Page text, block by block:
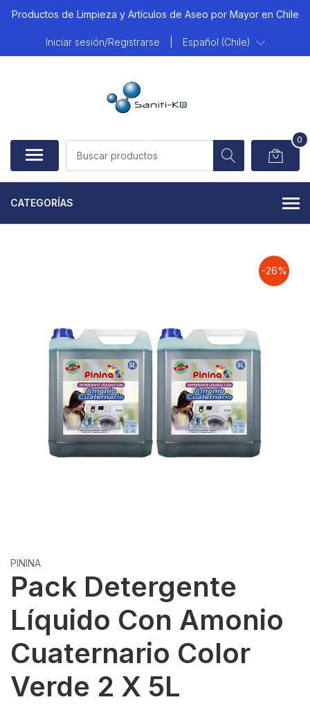
Productos de Limpieza y Artículos de Aseo por Mayor en Chile
Iniciar sesión/Registrarse Español (Chile)
0
CATEGORÍAS
-26%
PININA
Pack Detergente
Líquido Con Amonio
Cuaternario Color
Verde 2 X 5L